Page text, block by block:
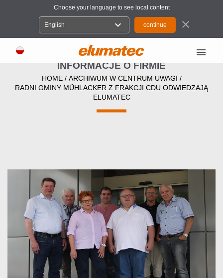
Choose your language to see local content
English expand_more close
menu
INFORMACJE O FIRMIE
HOME/ ARCHIWUM W CENTRUM UWAGI /
RADNI GMINY MÜHLACKER Z FRAKCJI CDU ODWIEDZAJĄ
ELUMATEC